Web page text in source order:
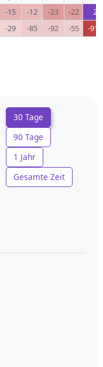
-15 -12 -23 -22
2
-29 -85 -92 -55 -910
30 Tage
90 Tage
1 Jahr
Gesamte Zeit